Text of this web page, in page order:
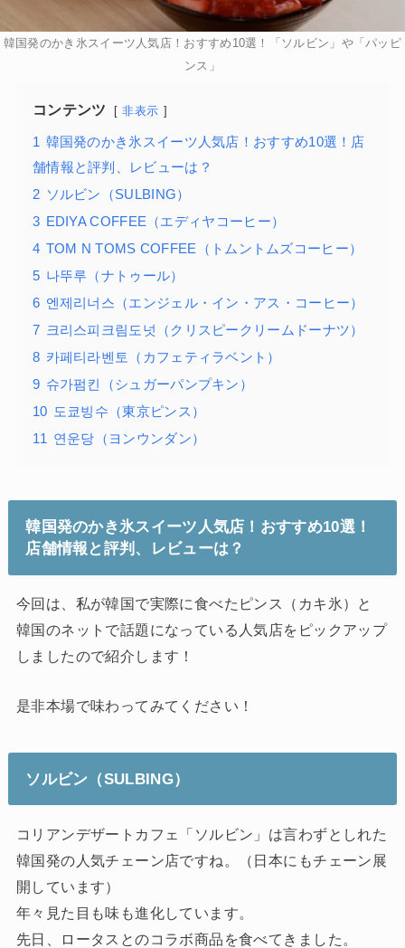
韓国発のかき氷スイーツ人気店！おすすめ10選！「ソルビン」や「パッピ
ンス」
コンテンツ 非表示
1 韓国発のかき氷スイーツ人気店！おすすめ10選！店
舗情報と評判、レビューは？
2 ソルビン（SULBING）
3 EDIYA COFFEE（エディヤコーヒー）
4 TOM N TOMS COFFEE（トムントムズコーヒー）
5 나뚜루（ナトゥール）
6 엔제리너스（エンジェル・イン・アス・コーヒー）
7 크리스피크림도넛（クリスピークリームドーナツ）
8 카페티라벤토（カフェティラベント）
9 슈가펌킨（シュガーパンプキン）
10 도쿄빙수（東京ピンス）
11 연운당（ヨンウンダン）
韓国発のかき氷スイーツ人気店！おすすめ10選！
店舗情報と評判、レビューは？
今回は、私が韓国で実際に食べたピンス（カキ氷）と
韓国のネットで話題になっている人気店をピックアップ
しましたので紹介します！
是非本場で味わってみてください！
ソルビン（SULBING）
コリアンデザートカフェ「ソルビン」は言わずとしれた
韓国発の人気チェーン店ですね。（日本にもチェーン展
開しています）
年々見た目も味も進化しています。
先日、ロータスとのコラボ商品を食べてきました。